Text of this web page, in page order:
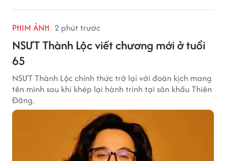
PHIM ẢNH 2 phút trước
NSƯT Thành Lộc viết chương mới ở tuổi
65
NSƯT Thành Lộc chính thức trở lại với đoàn kịch mang
tên mình sau khi khép lại hành trình tại sân khấu Thiên
Đăng.